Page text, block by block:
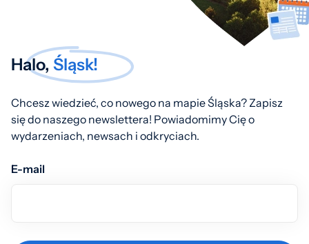
Halo, Śląsk!
Chcesz wiedzieć, co nowego na mapie Śląska? Zapisz
się do naszego newslettera! Powiadomimy Cię o
wydarzeniach, newsach i odkryciach.
E-mail